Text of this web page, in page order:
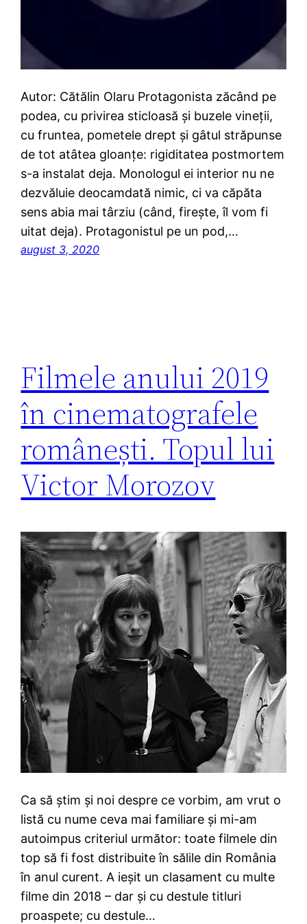
Autor: Cătălin Olaru Protagonista zăcând pe
podea, cu privirea sticloasă și buzele vineții,
cu fruntea, pometele drept și gâtul străpunse
de tot atâtea gloanțe: rigiditatea postmortem
s-a instalat deja. Monologul ei interior nu ne
dezvăluie deocamdată nimic, ci va căpăta
sens abia mai târziu (când, firește, îl vom fi
uitat deja). Protagonistul pe un pod,…
august 3, 2020
Filmele anului 2019
în cinematografele
românești. Topul lui
Victor Morozov
Ca să știm și noi despre ce vorbim, am vrut o
listă cu nume ceva mai familiare și mi-am
autoimpus criteriul următor: toate filmele din
top să fi fost distribuite în sălile din România
în anul curent. A ieșit un clasament cu multe
filme din 2018 – dar și cu destule titluri
proaspete; cu destule…